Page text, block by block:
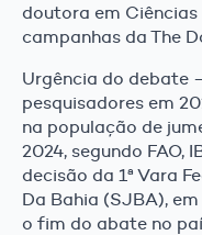
doutora em
campanhas da The
Urgência do debate
pesquisadores em
na população de
2024, segundo FAO,
decisão da 1ª Vara
Da Bahia (SJBA),
o fim do abate no